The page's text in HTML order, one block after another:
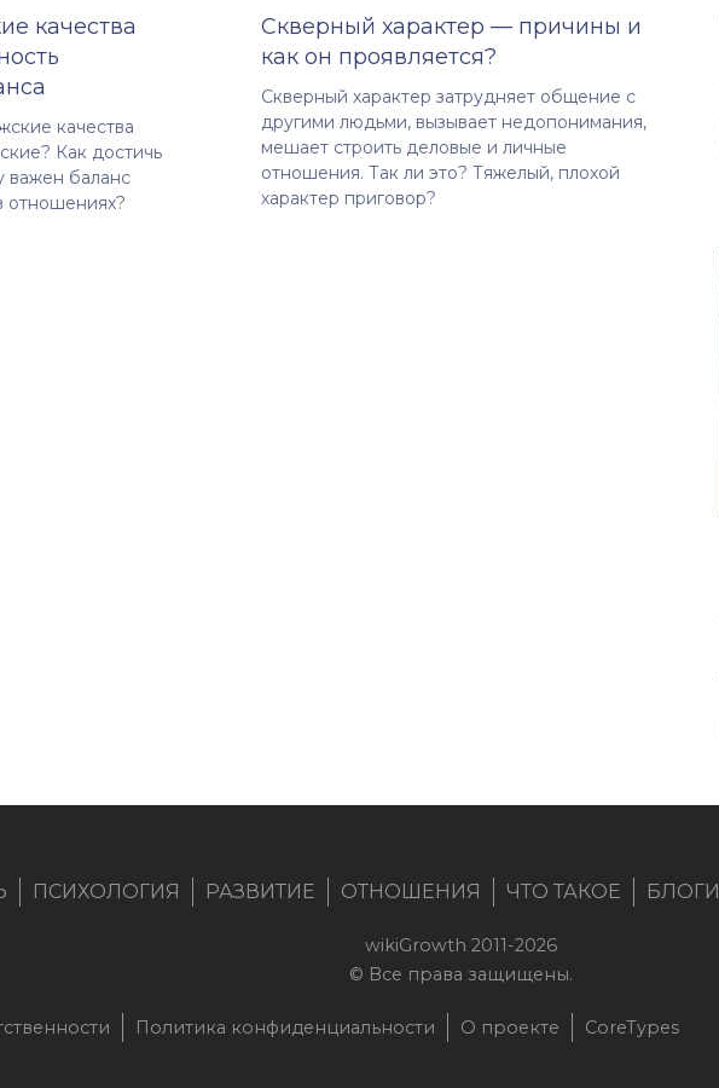
качества
качества
Как достичь
важен баланс
отношениях?
Скверный характер — причины и
как он проявляется?
Скверный характер затрудняет общение с
другими людьми, вызывает недопонимания,
мешает строить деловые и личные
отношения. Так ли это? Тяжелый, плохой
характер приговор?
ПСИХОЛОГИЯ РАЗВИТИЕ ОТНОШЕНИЯ ЧТО ТАКОЕ БЛОГИ
wikiGrowth 2011-2026
© Все права защищены.
Политика конфиденциальности О проекте CoreTypes